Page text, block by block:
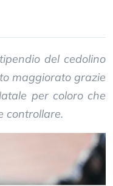
del cedolino
maggiorato grazie
per coloro che
controllare.